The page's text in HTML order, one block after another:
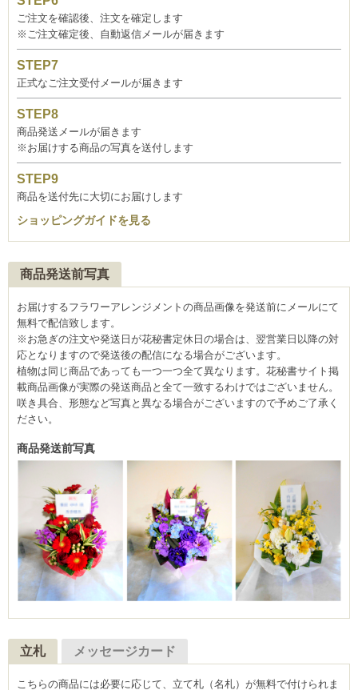
ご注文を確認後、注文を確定します
※ご注文確定後、自動返信メールが届きます
正式なご注文受付メールが届きます
商品発送メールが届きます
※お届けする商品の写真を送付します
商品を送付先に大切にお届けします
ショッピングガイドを見る
商品発送前写真
お届けするフラワーアレンジメントの商品画像を発送前にメールにて
無料で配信致します。
※お急ぎの注文や発送日が花秘書定休日の場合は、翌営業日以降の対
応となりますので発送後の配信になる場合がございます。
植物は同じ商品であっても一つ一つ全て異なります。花秘書サイト掲
載商品画像が実際の発送商品と全て一致するわけではございません。
咲き具合、形態など写真と異なる場合がございますので予めご了承く
ださい。
商品発送前写真
立札 メッセージカード
こちらの商品には必要に応じて、立て札（名札）が無料で付けられま